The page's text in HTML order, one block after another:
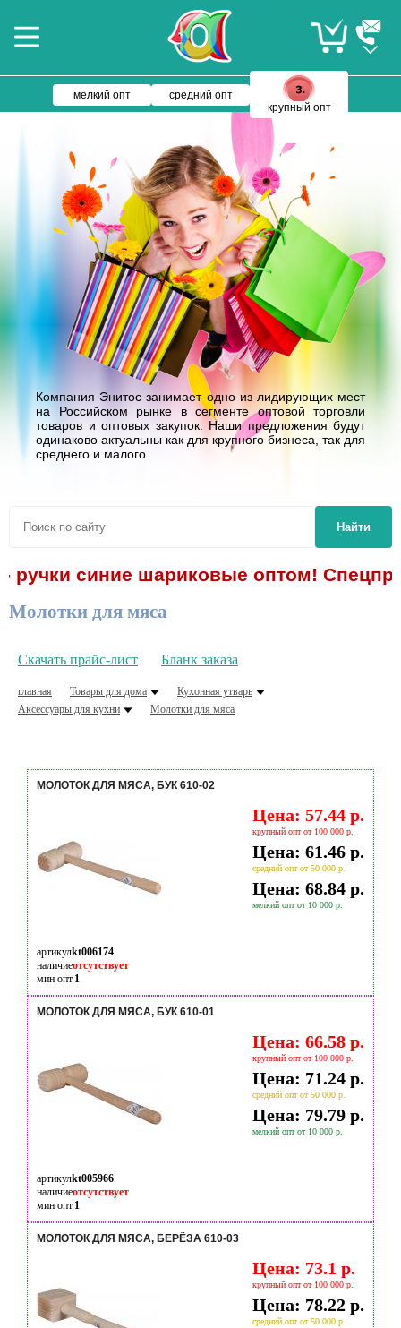
мелкий опт
средний опт
крупный опт
Компания Энитос занимает одно из лидирующих мест
на Российском рынке в сегменте оптовой торговли
товаров и оптовых закупок. Наши предложения будут
одинаково актуальны как для крупного бизнеса, так для
среднего и малого.
Найти
синие шариковые оптом!
Молотки для мяса
Скачать прайс-лист Бланк заказа
главная Товары для дома
Кухонная утварь
Аксессуары для кухни
Молотки для мяса
МОЛОТОК ДЛЯ МЯСА, БУК 610-02
Цена: 57.44 р.
крупный опт от 100 000 р.
Цена: 61.46 р.
средний опт от 50 000 р.
Цена: 68.84 р.
мелкий опт от 10 000 р.
артикулkt006174
наличиеотсутствует
мин опт.1
МОЛОТОК ДЛЯ МЯСА, БУК 610-01
Цена: 66.58 р.
крупный опт от 100 000 р.
Цена: 71.24 р.
средний опт от 50 000 р.
Цена: 79.79 р.
мелкий опт от 10 000 р.
артикулkt005966
наличиеотсутствует
мин опт.1
МОЛОТОК ДЛЯ МЯСА, БЕРЁЗА 610-03
Цена: 73.1 р.
крупный опт от 100 000 р.
Цена: 78.22 р.
средний опт от 50 000 р.